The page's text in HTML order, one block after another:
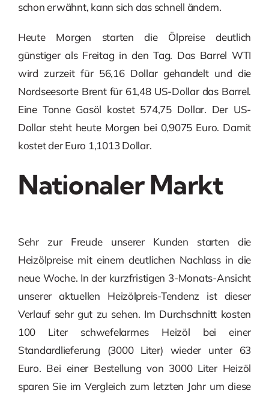
schon erwähnt, kann sich das schnell ändern.
Heute Morgen starten die Ölpreise deutlich
günstiger als Freitag in den Tag. Das Barrel WTI
wird zurzeit für 56,16 Dollar gehandelt und die
Nordseesorte Brent für 61,48 US-Dollar das Barrel.
Eine Tonne Gasöl kostet 574,75 Dollar. Der US-
Dollar steht heute Morgen bei 0,9075 Euro. Damit
kostet der Euro 1,1013 Dollar.
Nationaler Markt
Sehr zur Freude unserer Kunden starten die
Heizölpreise mit einem deutlichen Nachlass in die
neue Woche. In der kurzfristigen 3-Monats-Ansicht
unserer aktuellen Heizölpreis-Tendenz ist dieser
Verlauf sehr gut zu sehen. Im Durchschnitt kosten
100 Liter schwefelarmes Heizöl bei einer
Standardlieferung (3000 Liter) wieder unter 63
Euro. Bei einer Bestellung von 3000 Liter Heizöl
sparen Sie im Vergleich zum letzten Jahr um diese